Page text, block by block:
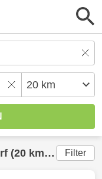
(20 km) gefunden Filter